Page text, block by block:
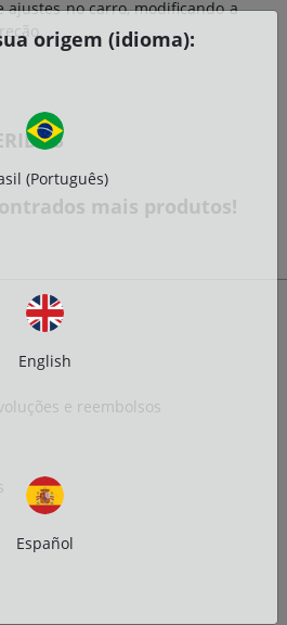
ajustes no carro, modificando a
mais produtos!
e reembolsos
origem (idioma):
(Português)
English
Español